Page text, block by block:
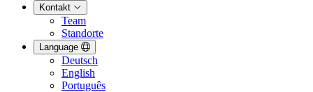
Kontakt
Team
Standorte
Language
Deutsch
English
Português